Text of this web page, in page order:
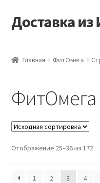
Перейти
к
Перейти
к
Доставка из
Контакты
Корзина
Мой аккаунт
Оформление заказа
Главная ФитОмега
ФитОмега
Отображение 25–36 из 172
1 2 3 4